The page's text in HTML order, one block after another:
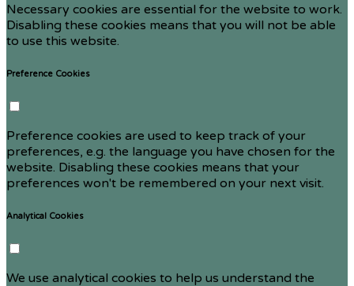
Necessary cookies are essential for the website to work.
Disabling these cookies means that you will not be able
to use this website.
Preference Cookies
Preference cookies are used to keep track of your
preferences, e.g. the language you have chosen for the
website. Disabling these cookies means that your
preferences won't be remembered on your next visit.
Analytical Cookies
We use analytical cookies to help us understand the